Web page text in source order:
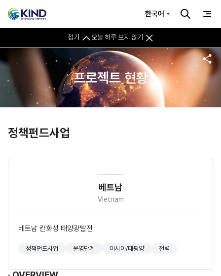
접기 오늘 하루 보지 않기
한국어
프로젝트 현황
정책펀드사업
베트남
Vietnam
베트남 칸화성 태양광발전
정책펀드사업 운영단계 아시아/태평양 전력